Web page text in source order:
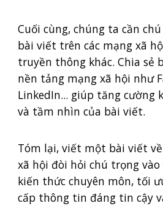
Cuối cùng, chúng ta cần
bài viết trên các mạng xã
truyền thông khác. Chia sẻ
nền tảng mạng xã hội như
LinkedIn... giúp tăng cường
và tầm nhìn của bài viết.
Tóm lại, viết một bài viết
xã hội đòi hỏi chú trọng
kiến thức chuyên môn, tối
cấp thông tin đáng tin cậy